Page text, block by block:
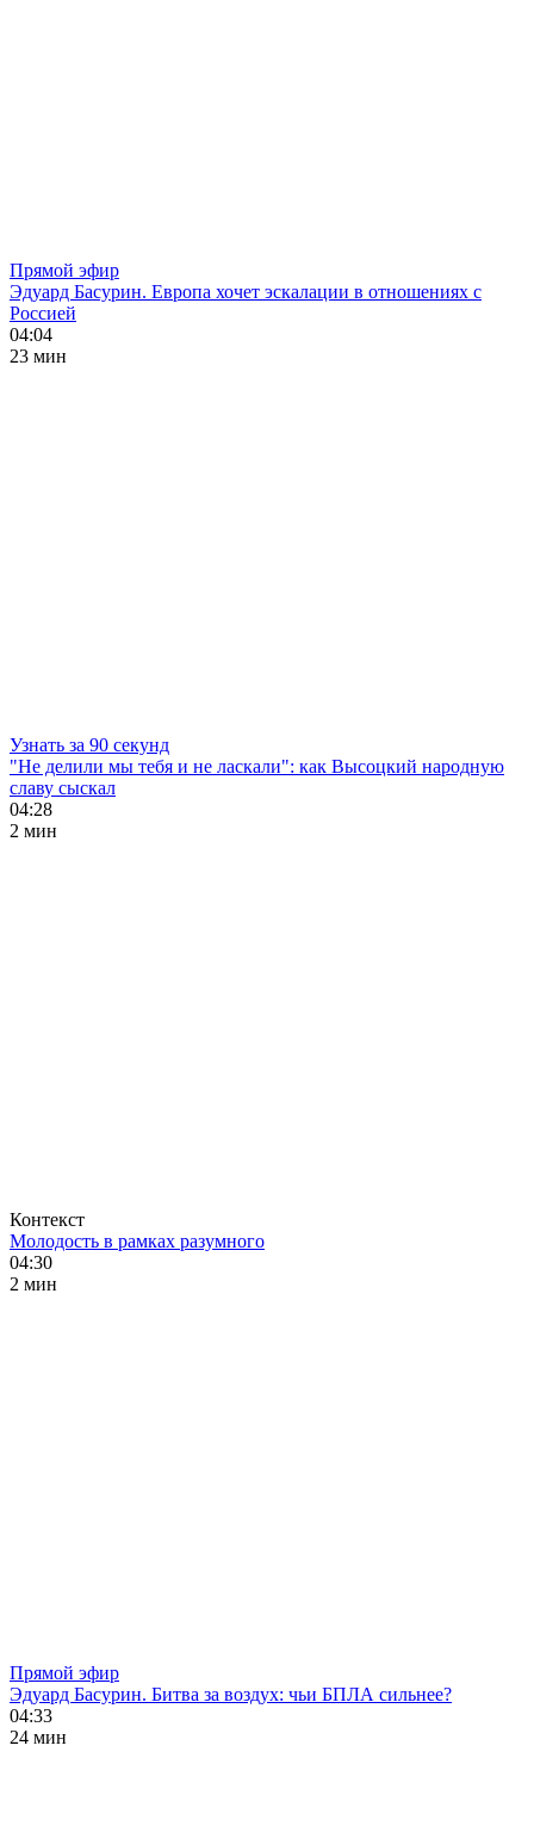
Прямой эфир
Эдуард Басурин. Европа хочет эскалации в отношениях с
Россией
04:04
23 мин
Узнать за 90 секунд
"Не делили мы тебя и не ласкали": как Высоцкий народную
славу сыскал
04:28
2 мин
Контекст
Молодость в рамках разумного
04:30
2 мин
Прямой эфир
Эдуард Басурин. Битва за воздух: чьи БПЛА сильнее?
04:33
24 мин